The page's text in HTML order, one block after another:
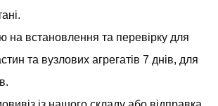
на встановлення та перевірку для
та вузлових агрегатів 7 днів, для